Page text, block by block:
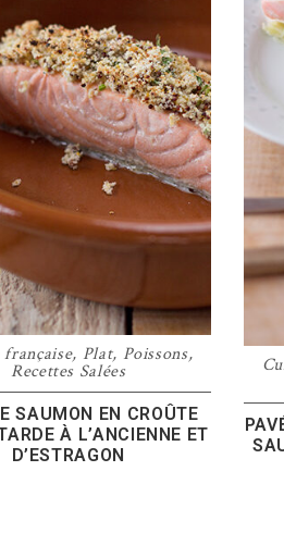
, Plat, Poissons,
Recettes Salées
SAUMON EN CROÛTE
À L’ANCIENNE ET
D’ESTRAGON